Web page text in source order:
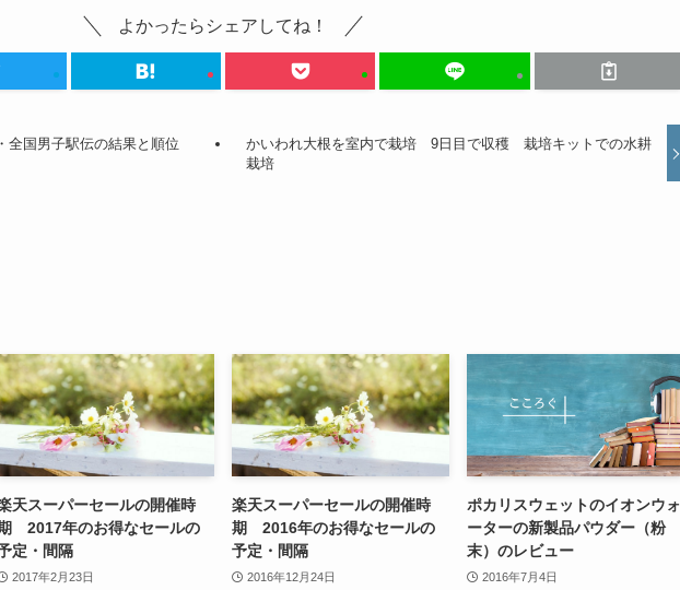
よかったらシェアしてね！
全国男子駅伝の結果と順位
かいわれ大根を室内で栽培 9日目で収穫 栽培キットでの水耕
栽培
天スーパーセールの開催時
2017年のお得なセールの
定・間隔
2017年2月23日
楽天スーパーセールの開催時
期 2016年のお得なセールの
予定・間隔
2016年12月24日
ポカリスウェットのイオンウォ
ーターの新製品パウダー（粉
末）のレビュー
2016年7月4日